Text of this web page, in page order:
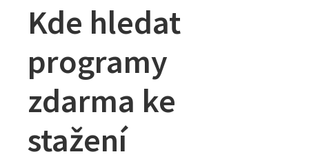
Kde hledat
programy
zdarma ke
stažení